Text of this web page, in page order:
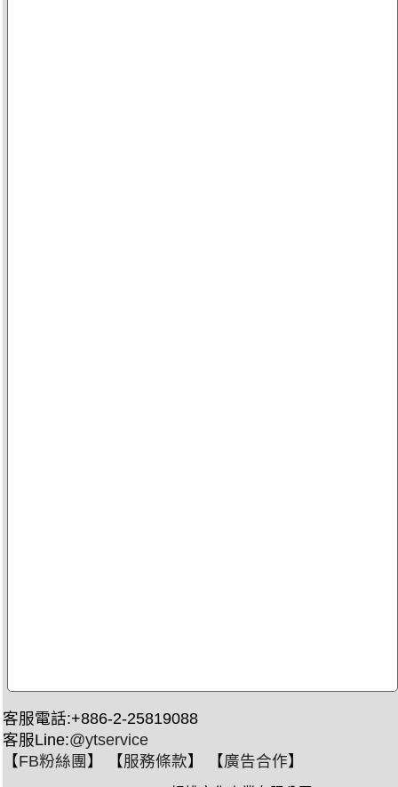
客服電話:+886-2-25819088
客服Line:@ytservice
【FB粉絲團 】 【服務條款】 【廣告合作】